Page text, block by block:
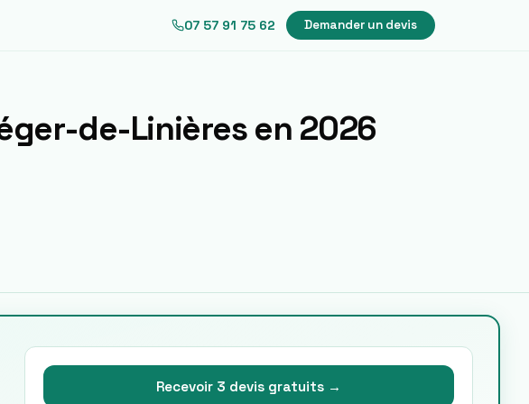
07 57 91 75 62 Demander un devis
de-Linièresen 2026
Recevoir 3 devis gratuits →